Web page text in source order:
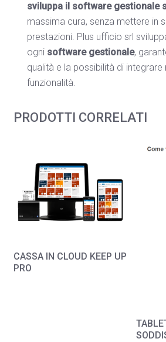
sviluppa il software gestionale
massima cura, senza mettere in
prestazioni. Plus ufficio srl
ogni software gestionale,
qualità e la possibilità di integrare
funzionalità.
PRODOTTI CORRELATI
CASSA IN CLOUD KEEP UP
PRO